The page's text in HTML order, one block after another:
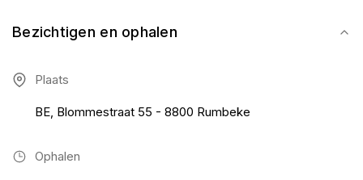
Bezichtigen en ophalen
Plaats
BE, Blommestraat 55 - 8800 Rumbeke
Ophalen